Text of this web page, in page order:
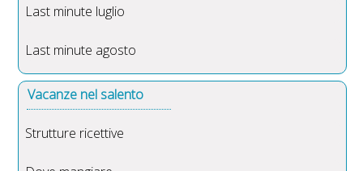
Last minute luglio
Last minute agosto
Vacanze nel salento
Strutture ricettive